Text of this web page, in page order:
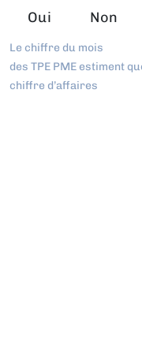
Oui Non
Le chiffre du mois
des TPE PME estiment
chiffre d’affaires